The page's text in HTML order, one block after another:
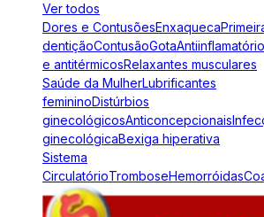
Ver todos
Dores e ContusõesEnxaqueca
dentiçãoContusãoGota
e antitérmicosRelaxantes musculares
Saúde da MulherLubrificantes
femininoDistúrbios
ginecológicosAnticoncepcionais
ginecológicaBexiga hiperativa
Sistema
CirculatórioTromboseHemorróidas